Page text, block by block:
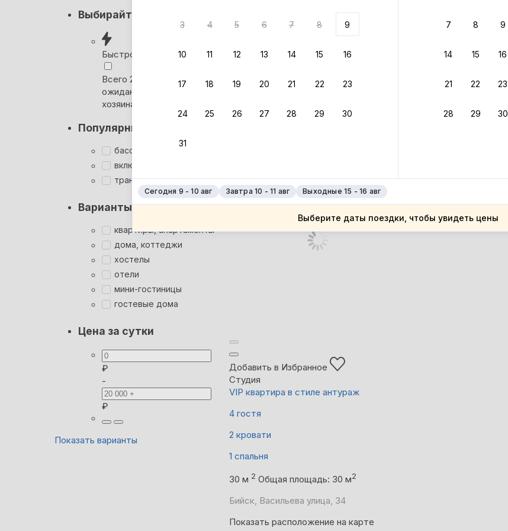
3 4 5 6 7 8 9
10 11 12 13 14 15 16
17 18 19 20 21 22 23
24 25 26 27 28 29 30
31
7 8 9
14 15 16
21 22 23
28 29 30
Сегодня 9 - 10 авг Завтра 10 - 11 авг Выходные 15 - 16 авг
Выберите даты поездки, чтобы увидеть цены
Выбирайте лучшее
Быстрое бронирование
Всего 2 минуты, без
ожидания ответа от
хозяина
Популярные фильтры
бассейн
включён завтрак
трансфер
Варианты размещения
квартиры, апартаменты
дома, коттеджи
хостелы
отели
мини-гостиницы
гостевые дома
Цена за сутки
₽
-
₽
Показать варианты
Вернём бонусами
Кэшбэк до 4%
Добавить в Избранное
Студия
VIP квартира в стиле антураж
4 гостя
2 кровати
1 спальня
30 м 2 Общая площадь: 30 м2
Бийск, Васильева улица, 34
Показать расположение на карте